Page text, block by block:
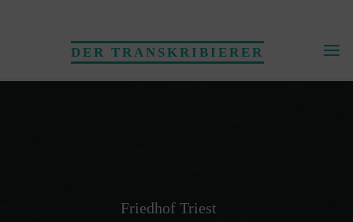
DER TRANSKRIBIERER
Friedhof Triest